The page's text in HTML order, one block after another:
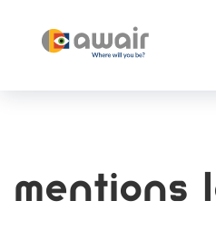
Mentions